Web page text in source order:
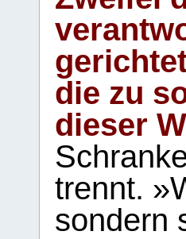
die zu
dieser
trennt.
sondern